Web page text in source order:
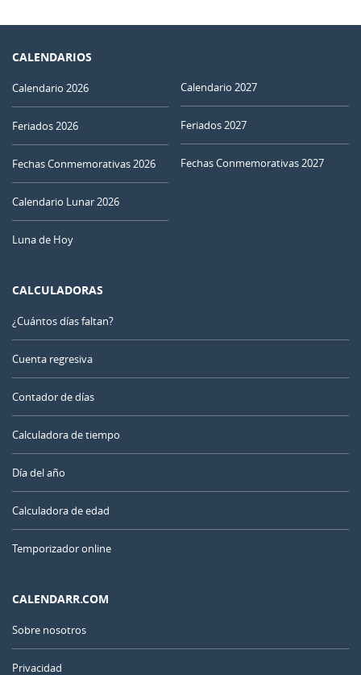
CALENDARIOS
Calendario 2026
Feriados 2026
Fechas Conmemorativas 2026
Calendario Lunar 2026
Luna de Hoy
Calendario 2027
Feriados 2027
Fechas Conmemorativas 2027
CALCULADORAS
¿Cuántos días faltan?
Cuenta regresiva
Contador de días
Calculadora de tiempo
Día del año
Calculadora de edad
Temporizador online
CALENDARR.COM
Sobre nosotros
Privacidad